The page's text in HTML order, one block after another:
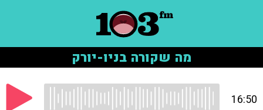
מה שקורה בניו-יורק
16:50